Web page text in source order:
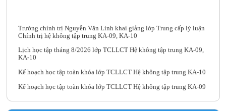
Chính trị hệ không tập trung KA-09, KA-10
Lịch học tập tháng 8/2026 lớp TCLLCT Hệ không tập trung KA-09,
KA-10
Kế hoạch học tập toàn khóa lớp TCLLCT Hệ không tập trung KA-09
Trường Chính trị Nguyễn Văn Linh tổ chức Hội nghị Chuyên môn quý
III năm 2026